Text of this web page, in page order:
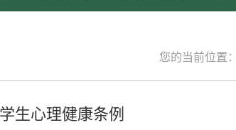
您的当前位置：
生心理健康条例